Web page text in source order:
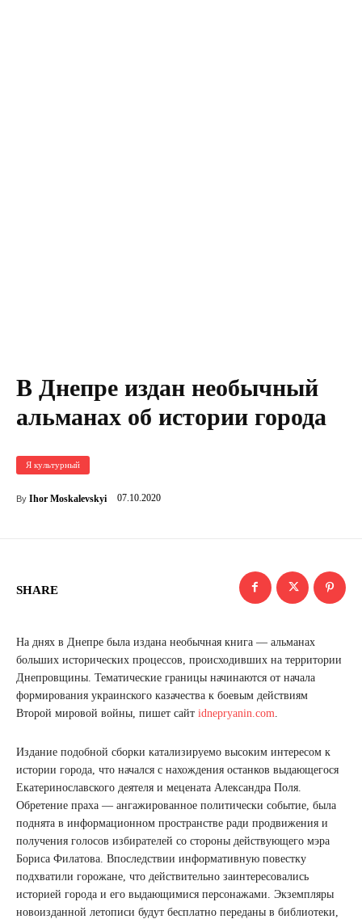
В Днепре издан необычный
альманах об истории города
Я культурный
By Ihor Moskalevskyi 07.10.2020
SHARE
На днях в Днепре была издана необычная книга — альманах
больших исторических процессов, происходивших на территории
Днепровщины. Тематические границы начинаются от начала
формирования украинского казачества к боевым действиям
Второй мировой войны, пишет сайт idnepryanin.com
Издание подобной сборки катализируемо высоким интересом к
истории города, что начался с нахождения останков выдающегося
Екатеринославского деятеля и мецената Александра Поля.
Обретение праха — ангажированное политически событие, была
поднята в информационном пространстве ради продвижения и
получения голосов избирателей со стороны действующего мэра
Бориса Филатова. Впоследствии информативную повестку
подхватили горожане, что действительно заинтересовались
историей города и его выдающимися персонажами. Экземпляры
новоизданной летописи будут бесплатно переданы в библиотеки,